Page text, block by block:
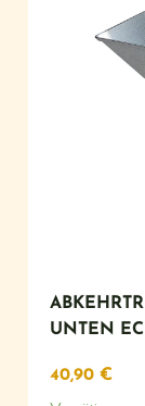
UNTEN
40,90 €